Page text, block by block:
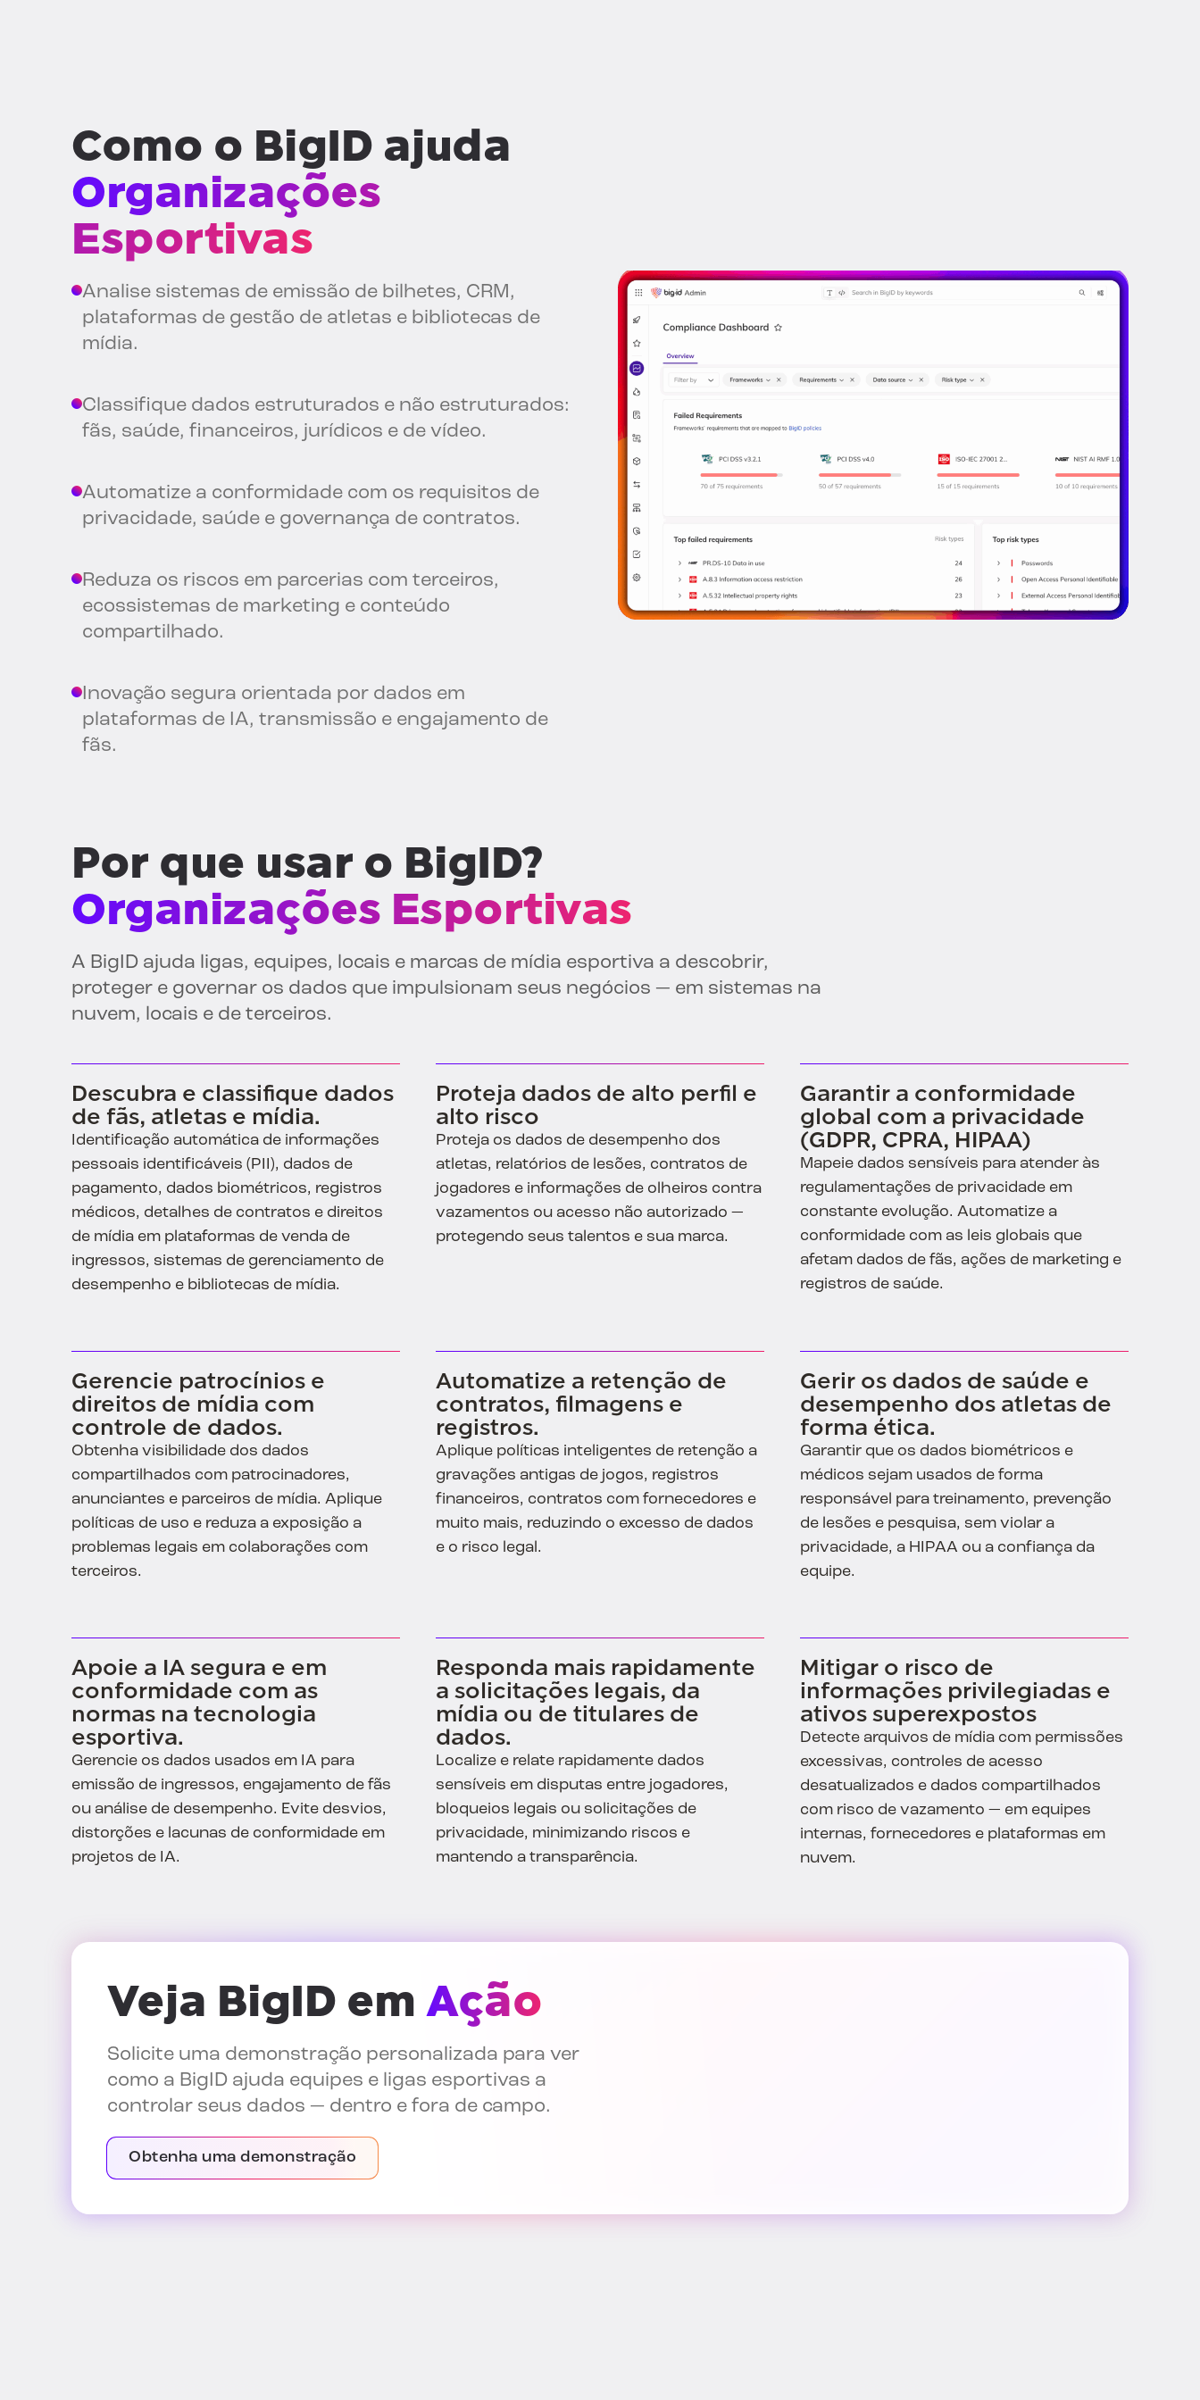
Como o BigID ajuda
Organizações
Esportivas
Analise sistemas de emissão de bilhetes, CRM,
plataformas de gestão de atletas e bibliotecas de
mídia.
Classifique dados estruturados e não estruturados:
fãs, saúde, financeiros, jurídicos e de vídeo.
Automatize a conformidade com os requisitos de
privacidade, saúde e governança de contratos.
Reduza os riscos em parcerias com terceiros,
ecossistemas de marketing e conteúdo
compartilhado.
Inovação segura orientada por dados em
plataformas de IA, transmissão e engajamento de
fãs.
Por que usar o BigID?
Organizações Esportivas
A BigID ajuda ligas, equipes, locais e marcas de mídia esportiva a descobrir,
proteger e governar os dados que impulsionam seus negócios — em sistemas na
nuvem, locais e de terceiros.
Descubra e classifique dados
de fãs, atletas e mídia.
Identificação automática de informações
pessoais identificáveis (PII), dados de
pagamento, dados biométricos, registros
médicos, detalhes de contratos e direitos
de mídia em plataformas de venda de
ingressos, sistemas de gerenciamento de
desempenho e bibliotecas de mídia.
Proteja dados de alto perfil e
alto risco
Proteja os dados de desempenho dos
atletas, relatórios de lesões, contratos de
jogadores e informações de olheiros contra
vazamentos ou acesso não autorizado —
protegendo seus talentos e sua marca.
Garantir a conformidade
global com a privacidade
(GDPR, CPRA, HIPAA)
Mapeie dados sensíveis para atender às
regulamentações de privacidade em
constante evolução. Automatize a
conformidade com as leis globais que
afetam dados de fãs, ações de marketing e
registros de saúde.
Gerencie patrocínios e
direitos de mídia com
controle de dados.
Obtenha visibilidade dos dados
compartilhados com patrocinadores,
anunciantes e parceiros de mídia. Aplique
políticas de uso e reduza a exposição a
problemas legais em colaborações com
terceiros.
Automatize a retenção de
contratos, filmagens e
registros.
Aplique políticas inteligentes de retenção a
gravações antigas de jogos, registros
financeiros, contratos com fornecedores e
muito mais, reduzindo o excesso de dados
e o risco legal.
Gerir os dados de saúde e
desempenho dos atletas de
forma ética.
Garantir que os dados biométricos e
médicos sejam usados de forma
responsável para treinamento, prevenção
de lesões e pesquisa, sem violar a
privacidade, a HIPAA ou a confiança da
equipe.
Apoie a IA segura e em
conformidade com as
normas na tecnologia
esportiva.
Gerencie os dados usados em IA para
emissão de ingressos, engajamento de fãs
ou análise de desempenho. Evite desvios,
distorções e lacunas de conformidade em
projetos de IA.
Responda mais rapidamente
a solicitações legais, da
mídia ou de titulares de
dados.
Localize e relate rapidamente dados
sensíveis em disputas entre jogadores,
bloqueios legais ou solicitações de
privacidade, minimizando riscos e
mantendo a transparência.
Mitigar o risco de
informações privilegiadas e
ativos superexpostos
Detecte arquivos de mídia com permissões
excessivas, controles de acesso
desatualizados e dados compartilhados
com risco de vazamento — em equipes
internas, fornecedores e plataformas em
nuvem.
Veja BigID em Ação
Solicite uma demonstração personalizada para ver
como a BigID ajuda equipes e ligas esportivas a
controlar seus dados — dentro e fora de campo.
Obtenha uma demonstração